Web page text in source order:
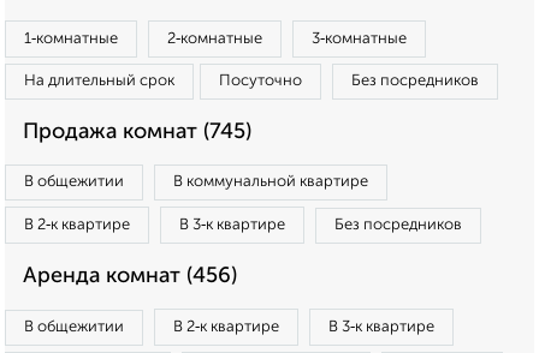
1‑комнатные 2‑комнатные 3‑комнатные
На длительный срок Посуточно Без посредников
Продажа комнат (745)
В общежитии В коммунальной квартире
В 2‑к квартире В 3‑к квартире Без посредников
Аренда комнат (456)
В общежитии В 2‑к квартире В 3‑к квартире